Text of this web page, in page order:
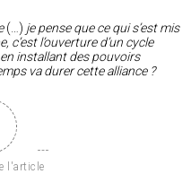
(…) je pense que ce qui s’est mis
l’ouverture d’un cycle
installant des pouvoirs
va durer cette alliance ?
l'article